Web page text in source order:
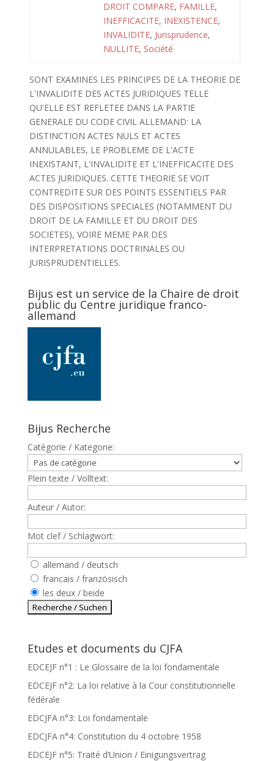
DROIT COMPARE, FAMILLE,
INEFFICACITE, INEXISTENCE,
INVALIDITE, Jurisprudence,
NULLITE, Société
SONT EXAMINES LES PRINCIPES DE LA THEORIE DE
L'INVALIDITE DES ACTES JURIDIQUES TELLE
QU'ELLE EST REFLETEE DANS LA PARTIE
GENERALE DU CODE CIVIL ALLEMAND: LA
DISTINCTION ACTES NULS ET ACTES
ANNULABLES, LE PROBLEME DE L'ACTE
INEXISTANT, L'INVALIDITE ET L'INEFFICACITE DES
ACTES JURIDIQUES. CETTE THEORIE SE VOIT
CONTREDITE SUR DES POINTS ESSENTIELS PAR
DES DISPOSITIONS SPECIALES (NOTAMMENT DU
DROIT DE LA FAMILLE ET DU DROIT DES
SOCIETES), VOIRE MEME PAR DES
INTERPRETATIONS DOCTRINALES OU
JURISPRUDENTIELLES.
Bijus est un service de la Chaire de droit
public du Centre juridique franco-
allemand
Bijus Recherche
Catègorie / Kategorie:
Plein texte / Volltext:
Auteur / Autor:
Mot clef / Schlagwort:
allemand / deutsch
francais / französisch
les deux / beide
Etudes et documents du CJFA
EDCEJF n°1 : Le Glossaire de la loi fondamentale
EDCEJF n°2: La loi relative à la Cour constitutionnelle
fédérale
EDCJFA n°3: Loi fondamentale
EDCJFA n°4: Constitution du 4 octobre 1958
EDCEJF n°5: Traité d’Union / Einigungsvertrag